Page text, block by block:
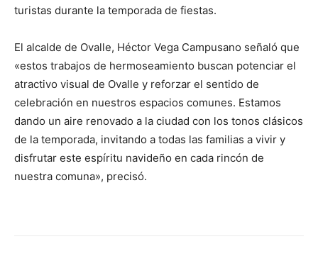
turistas durante la temporada de fiestas.
El alcalde de Ovalle, Héctor Vega Campusano señaló que
«estos trabajos de hermoseamiento buscan potenciar el
atractivo visual de Ovalle y reforzar el sentido de
celebración en nuestros espacios comunes. Estamos
dando un aire renovado a la ciudad con los tonos clásicos
de la temporada, invitando a todas las familias a vivir y
disfrutar este espíritu navideño en cada rincón de
nuestra comuna», precisó.